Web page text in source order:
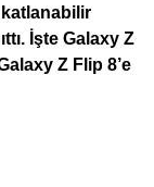
İşte Galaxy Z
Z Flip 8’e